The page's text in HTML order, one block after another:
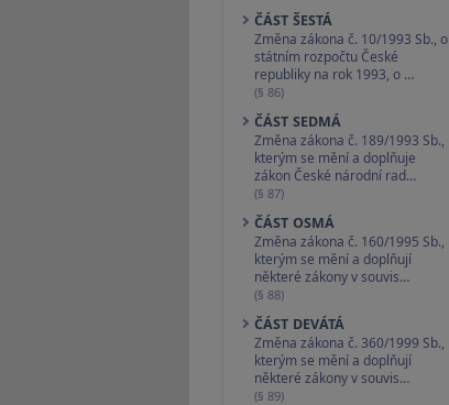
ČÁST ŠESTÁ
Změna zákona č. 10/1993 Sb., o
státním rozpočtu České
republiky na rok 1993, o …
(§ 86)
ČÁST SEDMÁ
Změna zákona č. 189/1993 Sb.,
kterým se mění a doplňuje
zákon České národní rad…
(§ 87)
ČÁST OSMÁ
Změna zákona č. 160/1995 Sb.,
kterým se mění a doplňují
některé zákony v souvis…
(§ 88)
ČÁST DEVÁTÁ
Změna zákona č. 360/1999 Sb.,
kterým se mění a doplňují
některé zákony v souvis…
(§ 89)